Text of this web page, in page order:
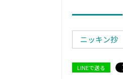
ニッキン抄
LINEで送る